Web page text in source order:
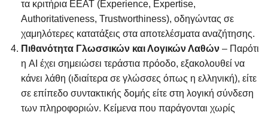
τα κριτήρια EEAT (Experience, Expertise,
Authoritativeness, Trustworthiness), οδηγώντας σε
χαμηλότερες κατατάξεις στα αποτελέσματα αναζήτησης.
Πιθανότητα Γλωσσικών και Λογικών Λαθών – Παρότι
η AI έχει σημειώσει τεράστια πρόοδο, εξακολουθεί να
κάνει λάθη (ιδιαίτερα σε γλώσσες όπως η ελληνική), είτε
σε επίπεδο συντακτικής δομής είτε στη λογική σύνδεση
των πληροφοριών. Κείμενα που παράγονται χωρίς